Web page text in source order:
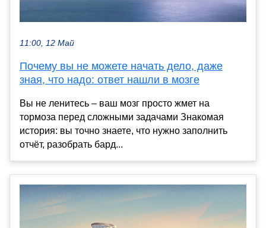
11:00, 12 Май
Почему вы не можете начать дело, даже
зная, что надо: ответ нашли в мозге
Вы не ленитесь – ваш мозг просто жмет на
тормоза перед сложными задачами Знакомая
история: вы точно знаете, что нужно заполнить
отчёт, разобрать бард...